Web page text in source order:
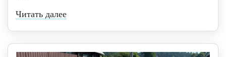
Читать далее